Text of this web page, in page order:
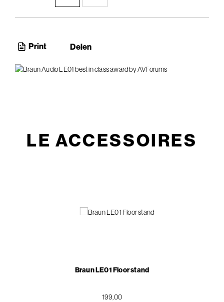
Print Delen
LE ACCESSOIRES
Braun LE01 Floor stand
199,00